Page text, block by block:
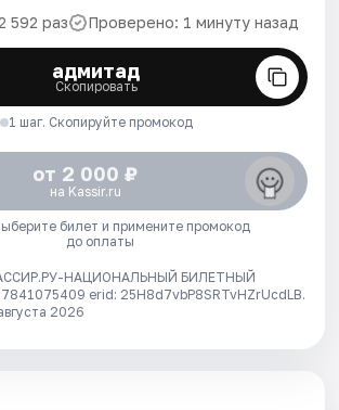
592 раз Проверено: 1 минуту назад
адмитад
Скопировать
1 шаг. Скопируйте промокод
от 2 000 ₽
на Kassir.ru
билет и примените промокод
до оплаты
НАЦИОНАЛЬНЫЙ БИЛЕТНЫЙ
erid: 25H8d7vbP8SRTvHZrUcdLB.
2026